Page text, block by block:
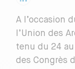
A l’occasion
l’Union des
tenu du 24
des Congrès